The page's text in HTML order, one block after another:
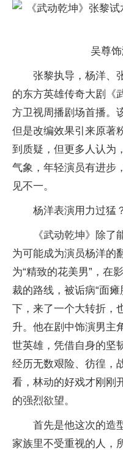
吴尊
张黎执导，杨洋、
的东方英雄传奇大剧《
方卫视周播剧场首播。
但是改编效果引来原著
到质疑，但更多人认为
气象，年轻演员有进步
见不一。
杨洋表演用力过猛
《武动乾坤》除
为可能成为演员杨洋的
为“精致的花美男”，在
裁的路线，被诟病“面
下，来了一个大转折，
升。他在剧中饰演男主
世英雄，凭借自身的坚
经历无数艰险、彷徨，
看，林动的好戏才刚刚
的强烈欲望。
首先是他这次的造
家族里不受重视的人，